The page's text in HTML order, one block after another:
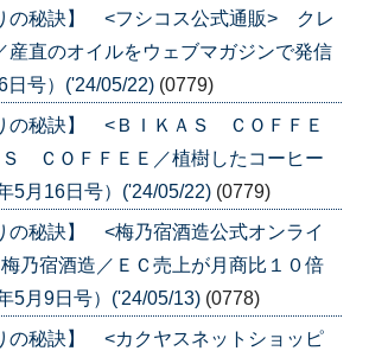
の秘訣】 <フシコス公式通販> クレ
産直のオイルをウェブマガジンで発信
日号）('24/05/22) (0779)
の秘訣】 <ＢＩＫＡＳ ＣＯＦＦＥ
ＣＯＦＦＥＥ／植樹したコーヒー
5月16日号）('24/05/22) (0779)
の秘訣】 <梅乃宿酒造公式オンライ
乃宿酒造／ＥＣ売上が月商比１０倍
5月9日号）('24/05/13) (0778)
の秘訣】 <カクヤスネットショッピ